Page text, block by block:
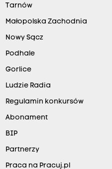
Tarnów
Małopolska Zachodnia
Nowy Sącz
Podhale
Gorlice
Ludzie Radia
Regulamin konkursów
Abonament
BIP
Partnerzy
Praca na Pracuj.pl